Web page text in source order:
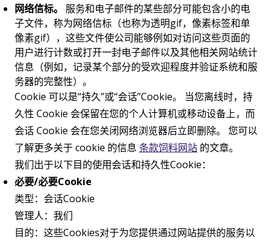
网络信标。
服务和电子邮件的某些部分可能包含小的电
子文件，称为网络信标（也称为透明gif，像素标签和单
像素gif），这些文件使公司能够例如对访问这些页面的
用户进行计数或打开一封电子邮件以及其他相关网站统计
信息（例如，记录某个部分的受欢迎程度并验证系统和服
务器的完整性）。
Cookie 可以是“持久”或“会话”Cookie。 当您离线时，持
久性 Cookie 会保留在您的个人计算机或移动设备上，而
会话 Cookie 会在您关闭网络浏览器后立即删除。 您可以
了解更多关于 cookie 的信息 条款饲料网站 的文章。
我们出于以下目的使用会话和持久性Cookie：
必要/必要Cookie
类型：会话Cookie
管理人：我们
目的：这些Cookies对于为您提供通过网站提供的服务以